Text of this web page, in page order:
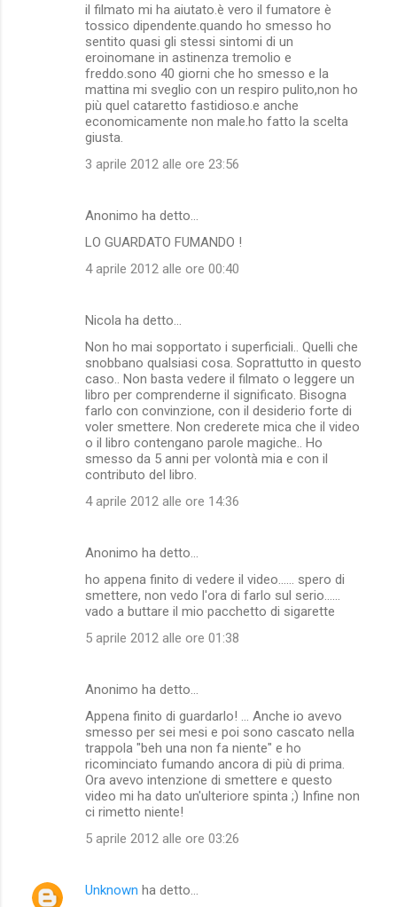
il filmato mi ha aiutato.è vero il fumatore è
tossico dipendente.quando ho smesso ho
sentito quasi gli stessi sintomi di un
eroinomane in astinenza tremolio e
freddo.sono 40 giorni che ho smesso e la
mattina mi sveglio con un respiro pulito,non ho
più quel cataretto fastidioso.e anche
economicamente non male.ho fatto la scelta
giusta.
3 aprile 2012 alle ore 23:56
Anonimo ha detto…
LO GUARDATO FUMANDO !
4 aprile 2012 alle ore 00:40
Nicola ha detto…
Non ho mai sopportato i superficiali.. Quelli che
snobbano qualsiasi cosa. Soprattutto in questo
caso.. Non basta vedere il filmato o leggere un
libro per comprenderne il significato. Bisogna
farlo con convinzione, con il desiderio forte di
voler smettere. Non crederete mica che il video
o il libro contengano parole magiche.. Ho
smesso da 5 anni per volontà mia e con il
contributo del libro.
4 aprile 2012 alle ore 14:36
Anonimo ha detto…
ho appena finito di vedere il video...... spero di
smettere, non vedo l'ora di farlo sul serio......
vado a buttare il mio pacchetto di sigarette
5 aprile 2012 alle ore 01:38
Anonimo ha detto…
Appena finito di guardarlo! ... Anche io avevo
smesso per sei mesi e poi sono cascato nella
trappola "beh una non fa niente" e ho
ricominciato fumando ancora di più di prima.
Ora avevo intenzione di smettere e questo
video mi ha dato un'ulteriore spinta ;) Infine non
ci rimetto niente!
5 aprile 2012 alle ore 03:26
Unknown ha detto…